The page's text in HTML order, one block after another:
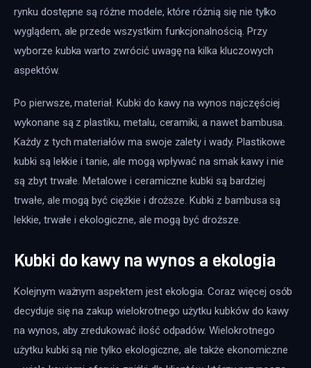
rynku dostępne są różne modele, które różnią się nie tylko
wyglądem, ale przede wszystkim funkcjonalnością. Przy
wyborze kubka warto zwrócić uwagę na kilka kluczowych
aspektów.
Po pierwsze, materiał. Kubki do kawy na wynos najczęściej
wykonane są z plastiku, metalu, ceramiki, a nawet bambusa.
Każdy z tych materiałów ma swoje zalety i wady. Plastikowe
kubki są lekkie i tanie, ale mogą wpływać na smak kawy i nie
są zbyt trwałe. Metalowe i ceramiczne kubki są bardziej
trwałe, ale mogą być ciężkie i droższe. Kubki z bambusa są
lekkie, trwałe i ekologiczne, ale mogą być droższe.
Kubki do kawy na wynos a ekologia
Kolejnym ważnym aspektem jest ekologia. Coraz więcej osób
decyduje się na zakup wielokrotnego użytku kubków do kawy
na wynos, aby zredukować ilość odpadów. Wielokrotnego
użytku kubki są nie tylko ekologiczne, ale także ekonomiczne